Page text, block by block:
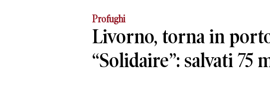
Profughi
Livorno, torna in
“Solidaire”: salvati 75